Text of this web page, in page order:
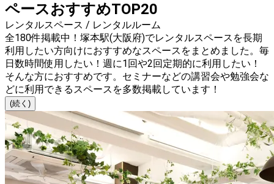
ペースおすすめTOP20
レンタルスペース / レンタルルーム
全180件掲載中！塚本駅(大阪府)でレンタルスペースを長期
利用したい方向けにおすすめなスペースをまとめました。毎
日数時間使用したい！週に1回や2回定期的に利用したい！
そんな方におすすめです。セミナーなどの講習会や勉強会な
どに利用できるスペースを多数掲載しています！
(続く)